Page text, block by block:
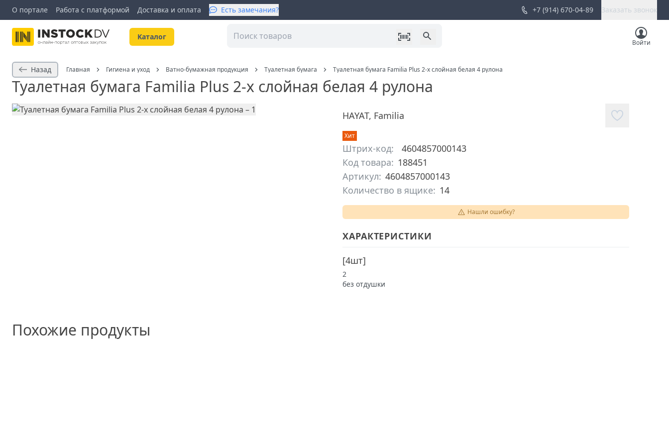
О портале Работа с платформой Доставка и оплата Есть замечания? +7 (914) 670-04-89 Заказать звонок
Kаталог
Войти
Назад Главная Гигиена и уход Ватно-бумажная продукция Туалетная бумага Туалетная бумага Familia Plus 2-х слойная белая 4 рулона
Туалетная бумага Familia Plus 2-х слойная белая 4 рулона
HAYAT, Familia
Хит
Штрих-код:
4604857000143
Код товара: 188451
Артикул: 4604857000143
Количество в ящике: 14
Нашли ошибку?
ХАРАКТЕРИСТИКИ
[4шт]
2
без отдушки
Похожие продукты